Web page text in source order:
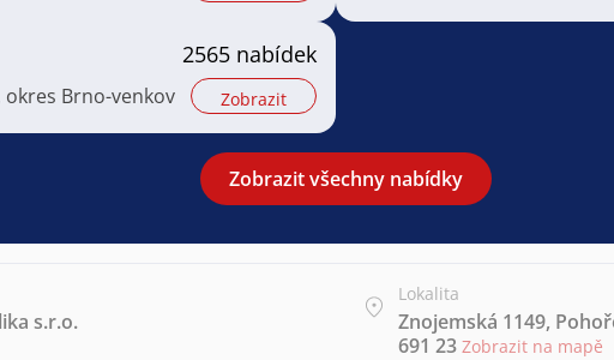
okres Brno-venkov
2565 nabídek
Zobrazit
Zobrazit všechny nabídky
s.r.o.
Lokalita
Znojemská 1149,
691 23 Zobrazit na mapě